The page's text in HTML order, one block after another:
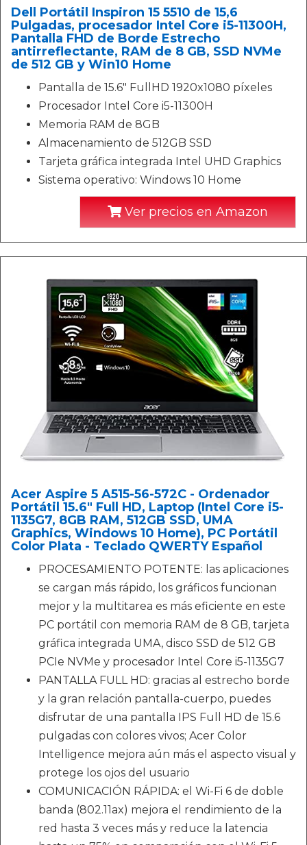
Dell Portátil Inspiron 15 5510 de 15,6
Pulgadas, procesador Intel Core i5-11300H,
Pantalla FHD de Borde Estrecho
antirreflectante, RAM de 8 GB, SSD NVMe
de 512 GB y Win10 Home
Pantalla de 15.6" FullHD 1920x1080 píxeles
Procesador Intel Core i5-11300H
Memoria RAM de 8GB
Almacenamiento de 512GB SSD
Tarjeta gráfica integrada Intel UHD Graphics
Sistema operativo: Windows 10 Home
Ver precios en Amazon
Acer Aspire 5 A515-56-572C - Ordenador
Portátil 15.6" Full HD, Laptop (Intel Core i5-
1135G7, 8GB RAM, 512GB SSD, UMA
Graphics, Windows 10 Home), PC Portátil
Color Plata - Teclado QWERTY Español
PROCESAMIENTO POTENTE: las aplicaciones
se cargan más rápido, los gráficos funcionan
mejor y la multitarea es más eficiente en este
PC portátil con memoria RAM de 8 GB, tarjeta
gráfica integrada UMA, disco SSD de 512 GB
PCIe NVMe y procesador Intel Core i5-1135G7
PANTALLA FULL HD: gracias al estrecho borde
y la gran relación pantalla-cuerpo, puedes
disfrutar de una pantalla IPS Full HD de 15.6
pulgadas con colores vivos; Acer Color
Intelligence mejora aún más el aspecto visual y
protege los ojos del usuario
COMUNICACIÓN RÁPIDA: el Wi-Fi 6 de doble
banda (802.11ax) mejora el rendimiento de la
red hasta 3 veces más y reduce la latencia